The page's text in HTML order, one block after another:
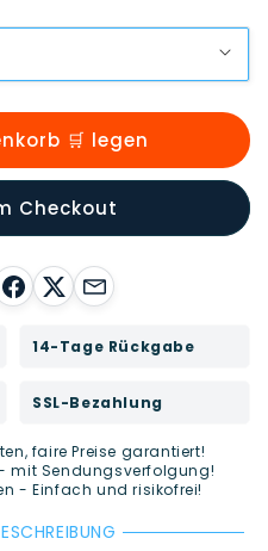
🛒 legen
Checkout
Facebook
X E-Mail
14-Tage Rückgabe
SSL-Bezahlung
faire Preise garantiert!
mit Sendungsverfolgung!
- Einfach und risikofrei!